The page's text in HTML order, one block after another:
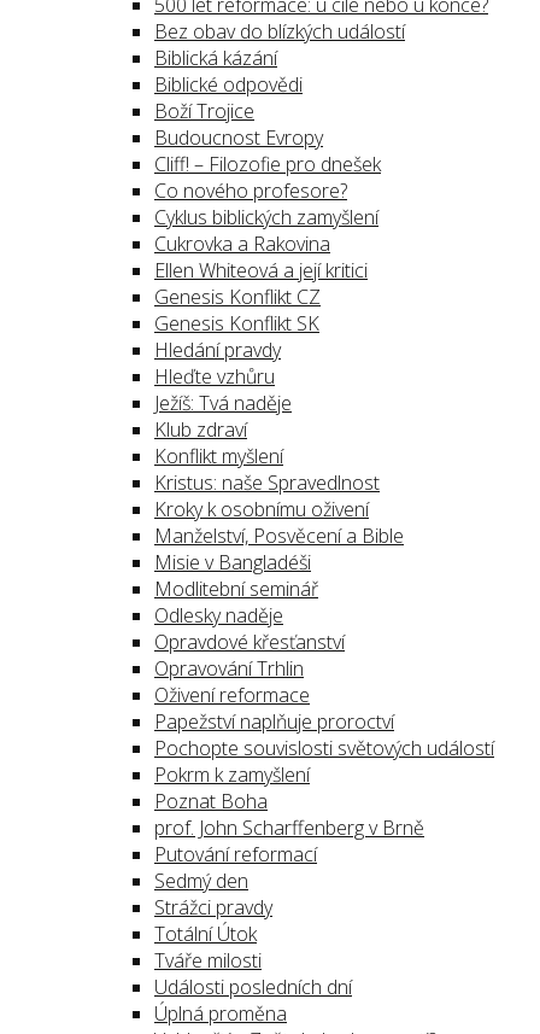
Bez obav do blízkých událostí
Biblická kázání
Biblické odpovědi
Boží Trojice
Budoucnost Evropy
Cliff! – Filozofie pro dnešek
Co nového profesore?
Cyklus biblických zamyšlení
Cukrovka a Rakovina
Ellen Whiteová a její kritici
Genesis Konflikt CZ
Genesis Konflikt SK
Hledání pravdy
Hleďte vzhůru
Ježíš: Tvá naděje
Klub zdraví
Konflikt myšlení
Kristus: naše Spravedlnost
Kroky k osobnímu oživení
Manželství, Posvěcení a Bible
Misie v Bangladéši
Modlitební seminář
Odlesky naděje
Opravdové křesťanství
Opravování Trhlin
Oživení reformace
Papežství naplňuje proroctví
Pochopte souvislosti světových událostí
Pokrm k zamyšlení
Poznat Boha
prof. John Scharffenberg v Brně
Putování reformací
Sedmý den
Strážci pravdy
Totální Útok
Tváře milosti
Události posledních dní
Úplná proměna